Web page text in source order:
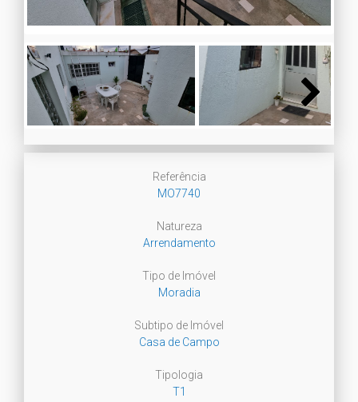
Next
Referência
MO7740
Natureza
Arrendamento
Tipo de Imóvel
Moradia
Subtipo de Imóvel
Casa de Campo
Tipologia
T1